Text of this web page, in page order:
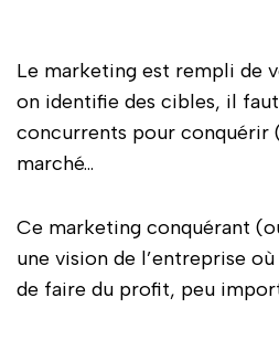
Le marketing est rempli de
on identifie des cibles, il
concurrents pour conquérir
marché…
Ce marketing conquérant
une vision de l’entreprise
de faire du profit, peu